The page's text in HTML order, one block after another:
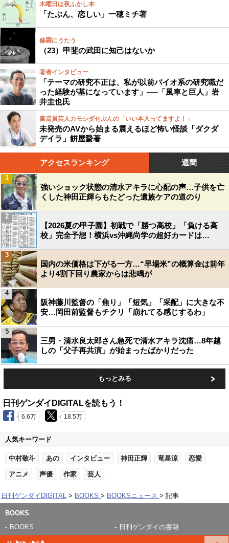
木曜日は夜ふかし本
「たぶん、恋しい」一穂ミチ著
修羅にうたう
（23）甲斐の武田に知己はないか
著者インタビュー
「テーマの研究不正は、私が以前バイオ系の研究職だ
った経験が基になっています」──「風車と巨人」岩
井圭也氏
書店員芸人カモシダせぶんの「いい本入ってますよ！」
未発売のAVから始まる震えるほど怖い怪談「ダクダ
デイラ」餠屋䖸著
アクセスランキング 週間
強いショック状態の清水アキラに心配の声…子供を亡
くした神田正輝らもたどった遺族ケアの道のり
1
【2026夏の甲子園】初戦で「勝つ高校」「負ける高
校」完全予想！横浜vs沖縄尚学の超好カードは…
2
国内の米価格は下がる一方…“早場米”の概算金は前年
より4割下回り農家からは悲鳴が
3
阪神藤川監督の「焦り」「短気」「采配」に大きな不
安…岡田前監督もチクリ「崩れてる感じするわ」
4
三男・清水良太郎さん急死で清水アキラ沈痛…8年越
しの「父子再共演」が始まったばかりだった
5
もっとみる
日刊ゲンダイDIGITALを読もう！
6.6万 18.5万
人気キーワード
中村敬斗 あの インタビュー 神田正輝 竜星涼 恋愛
アニメ 声優 作家 芸人
日刊ゲンダイDIGITAL BOOKS BOOKSニュース 記事
BOOKS
BOOKS
日刊ゲンダイの書籍